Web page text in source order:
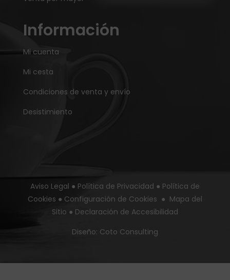
Información
Mi cuenta
Mi cesta
Condiciones de venta y envío
Desistimiento
Aviso Legal ● Política de Privacidad ● Política de
Cookies ● Configuración de Cookies ● Mapa del
Sitio ● Declaración de Accesibilidad
Diseño: Coto Consulting